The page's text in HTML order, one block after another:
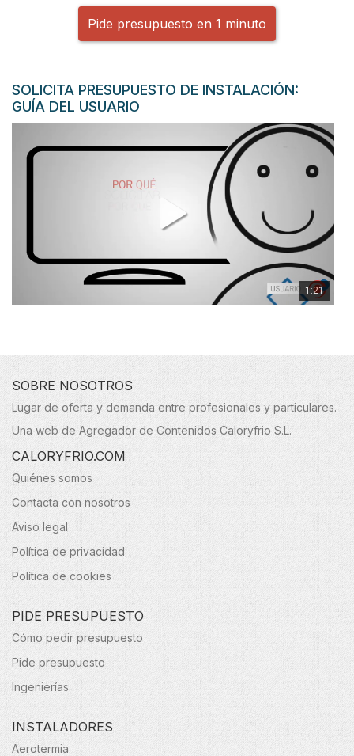
Pide presupuesto en 1 minuto
SOLICITA PRESUPUESTO DE INSTALACIÓN:
GUÍA DEL USUARIO
1:21
SOBRE NOSOTROS
Lugar de oferta y demanda entre profesionales y particulares.
Una web de Agregador de Contenidos Caloryfrio S.L.
CALORYFRIO.COM
Quiénes somos
Contacta con nosotros
Aviso legal
Política de privacidad
Política de cookies
PIDE PRESUPUESTO
Cómo pedir presupuesto
Pide presupuesto
Ingenierías
INSTALADORES
Aerotermia